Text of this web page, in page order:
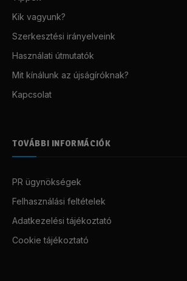
Kik vagyunk?
Szerkesztési irányelveink
Használati útmutatók
Mit kínálunk az újságíróknak?
Kapcsolat
TOVÁBBI INFORMÁCIÓK
PR ügynökségek
Felhasználási feltételek
Adatkezelési tájékoztató
Cookie tájékoztató